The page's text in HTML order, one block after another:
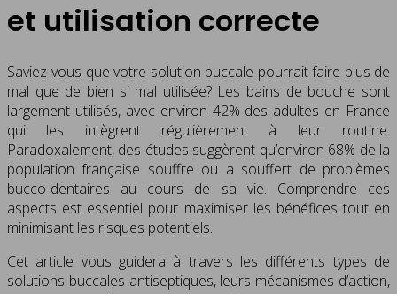
et utilisation correcte
Saviez-vous que votre solution buccale pourrait faire plus de
mal que de bien si mal utilisée? Les bains de bouche sont
largement utilisés, avec environ 42% des adultes en France
qui les intègrent régulièrement à leur routine.
Paradoxalement, des études suggèrent qu’environ 68% de la
population française souffre ou a souffert de problèmes
bucco-dentaires au cours de sa vie. Comprendre ces
aspects est essentiel pour maximiser les bénéfices tout en
minimisant les risques potentiels.
Cet article vous guidera à travers les différents types de
solutions buccales antiseptiques, leurs mécanismes d’action,